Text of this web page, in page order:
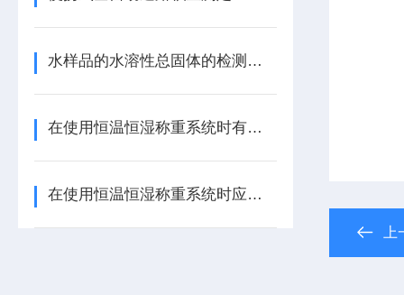
水样品的水溶性总固体的检测方法
在使用恒温恒湿称重系统时有哪些注意事项？看完便知
在使用恒温恒湿称重系统时应注意哪些事项呢